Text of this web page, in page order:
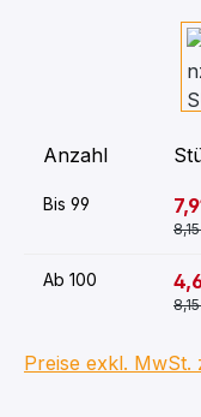
Anzahl
Bis 99
Ab 100
Preise exkl. MwSt.